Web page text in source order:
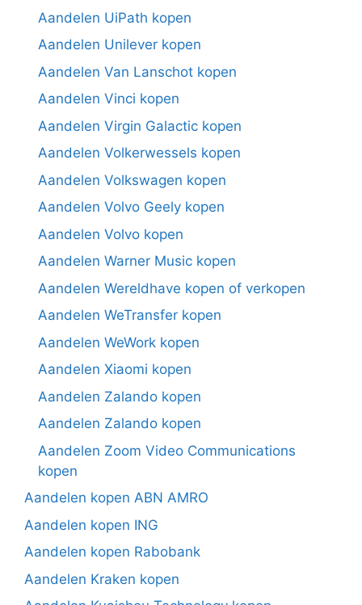
Aandelen UiPath kopen
Aandelen Unilever kopen
Aandelen Van Lanschot kopen
Aandelen Vinci kopen
Aandelen Virgin Galactic kopen
Aandelen Volkerwessels kopen
Aandelen Volkswagen kopen
Aandelen Volvo Geely kopen
Aandelen Volvo kopen
Aandelen Warner Music kopen
Aandelen Wereldhave kopen of verkopen
Aandelen WeTransfer kopen
Aandelen WeWork kopen
Aandelen Xiaomi kopen
Aandelen Zalando kopen
Aandelen Zalando kopen
Aandelen Zoom Video Communications
kopen
Aandelen kopen ABN AMRO
Aandelen kopen ING
Aandelen kopen Rabobank
Aandelen Kraken kopen